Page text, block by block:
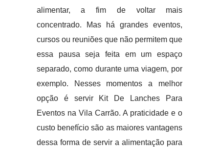
alimentar, a fim de voltar mais
concentrado. Mas há grandes eventos,
cursos ou reuniões que não permitem que
essa pausa seja feita em um espaço
separado, como durante uma viagem, por
exemplo. Nesses momentos a melhor
opção é servir Kit De Lanches Para
Eventos na Vila Carrão. A praticidade e o
custo benefício são as maiores vantagens
dessa forma de servir a alimentação para